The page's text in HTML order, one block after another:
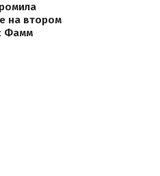
на втором
Фамм